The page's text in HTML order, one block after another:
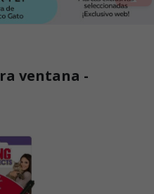
ventana -